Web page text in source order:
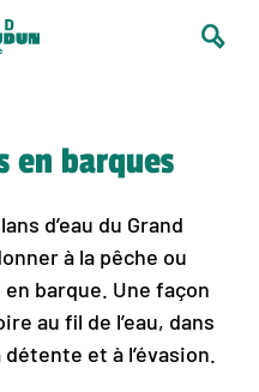
en barques
d’eau du Grand
à la pêche ou
barque. Une façon
au fil de l’eau, dans
et à l’évasion.